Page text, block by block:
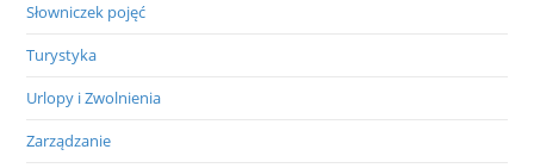
Słowniczek pojęć
Turystyka
Urlopy i Zwolnienia
Zarządzanie